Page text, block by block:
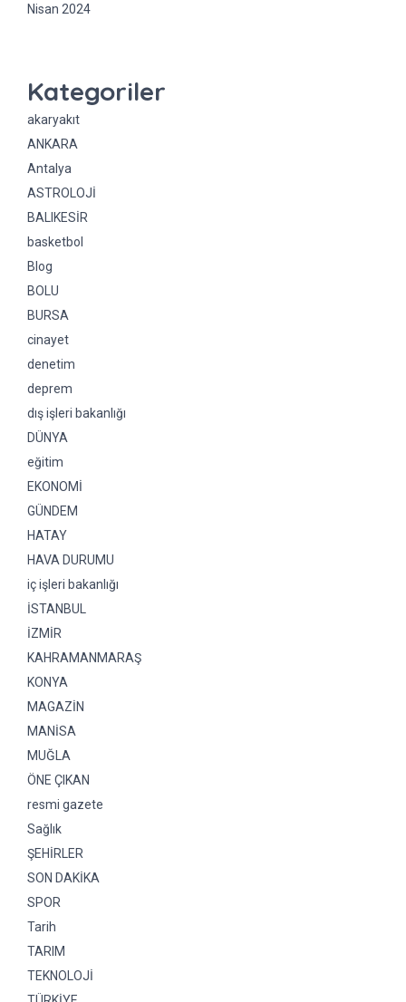
Nisan 2024
Kategoriler
akaryakıt
ANKARA
Antalya
ASTROLOJİ
BALIKESİR
basketbol
Blog
BOLU
BURSA
cinayet
denetim
deprem
dış işleri bakanlığı
DÜNYA
eğitim
EKONOMİ
GÜNDEM
HATAY
HAVA DURUMU
iç işleri bakanlığı
İSTANBUL
İZMİR
KAHRAMANMARAŞ
KONYA
MAGAZİN
MANİSA
MUĞLA
ÖNE ÇIKAN
resmi gazete
Sağlık
ŞEHİRLER
SON DAKİKA
SPOR
Tarih
TARIM
TEKNOLOJİ